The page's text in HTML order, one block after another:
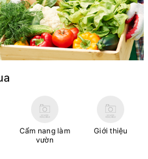
Cẩm nang làm
vườn
Giới thiệu